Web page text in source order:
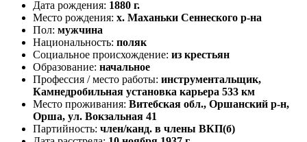
Дата рождения: 1880 г.
Место рождения: х. Маханьки Сеннеского р-на
Пол: мужчина
Национальность: поляк
Социальное происхождение: из крестьян
Образование: начальное
Профессия / место работы: инструментальщик,
Камнедробильная установка карьера 533 км
Место проживания: Витебская обл., Оршанский р-н,
Орша, ул. Вокзальная 41
Партийность: член/канд. в члены ВКП(б)